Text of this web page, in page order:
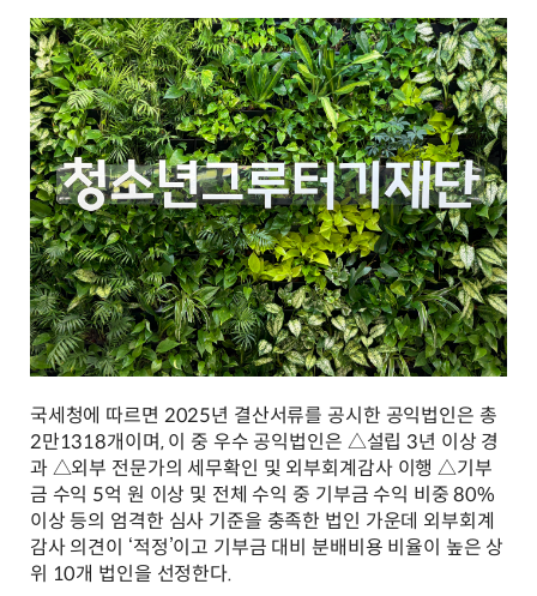
국세청에 따르면 2025년 결산서류를 공시한 공익법인은 총
2만1318개이며, 이 중 우수 공익법인은 △설립 3년 이상 경
과 △외부 전문가의 세무확인 및 외부회계감사 이행 △기부
금 수익 5억 원 이상 및 전체 수익 중 기부금 수익 비중 80%
이상 등의 엄격한 심사 기준을 충족한 법인 가운데 외부회계
감사 의견이 ‘적정’이고 기부금 대비 분배비용 비율이 높은 상
위 10개 법인을 선정한다.